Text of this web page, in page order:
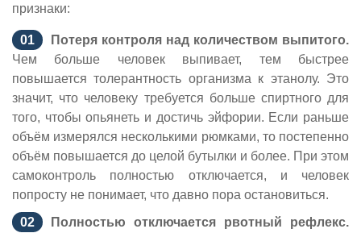
признаки:
Потеря контроля над количеством выпитого.
Чем больше человек выпивает, тем быстрее
повышается толерантность организма к этанолу. Это
значит, что человеку требуется больше спиртного для
того, чтобы опьянеть и достичь эйфории. Если раньше
объём измерялся несколькими рюмками, то постепенно
объём повышается до целой бутылки и более. При этом
самоконтроль полностью отключается, и человек
попросту не понимает, что давно пора остановиться.
Полностью отключается рвотный рефлекс.